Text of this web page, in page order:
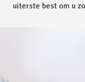
uiterste best om u